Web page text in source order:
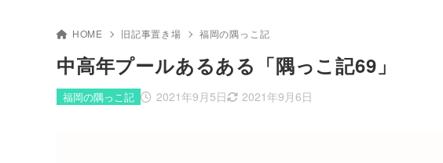
HOME 旧記事置き場 福岡の隅っこ記
中高年プールあるある「隅っこ記69」
2021年9月5日 2021年9月6日
福岡の隅っこ記